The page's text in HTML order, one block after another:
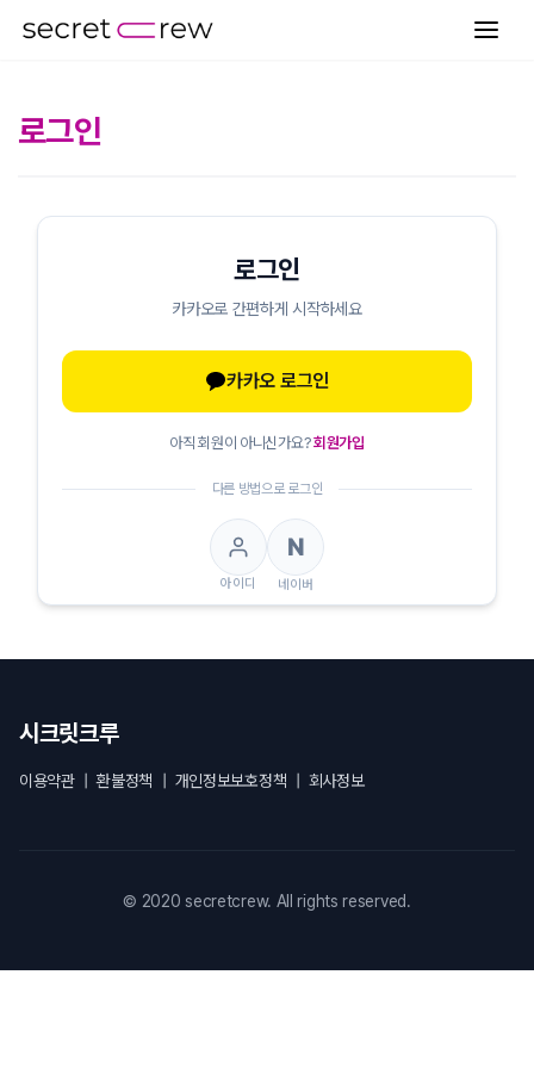
로그인
로그인
카카오로 간편하게 시작하세요
카카오 로그인
아직 회원이 아니신가요?회원가입
다른 방법으로 로그인
아이디
N
네이버
시크릿크루
이용약관|환불정책 개인정보보호정책 회사정보
© 2020 secretcrew. All rights reserved.